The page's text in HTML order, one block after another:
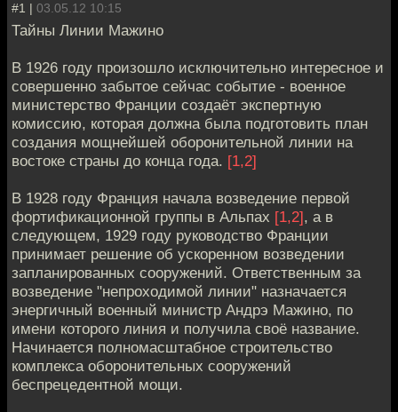
#1 | 03.05.12 10:15
Тайны Линии Мажино
В 1926 году произошло исключительно интересное и
совершенно забытое сейчас событие - военное
министерство Франции создаёт экспертную
комиссию, которая должна была подготовить план
создания мощнейшей оборонительной линии на
востоке страны до конца года. [1,2]
В 1928 году Франция начала возведение первой
фортификационной группы в Альпах [1,2], а в
следующем, 1929 году руководство Франции
принимает решение об ускоренном возведении
запланированных сооружений. Ответственным за
возведение "непроходимой линии" назначается
энергичный военный министр Андрэ Мажино, по
имени которого линия и получила своё название.
Начинается полномасштабное строительство
комплекса оборонительных сооружений
беспрецедентной мощи.